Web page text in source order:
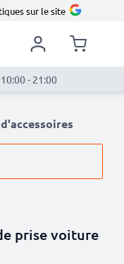
sur le site
- 21:00
prise voiture